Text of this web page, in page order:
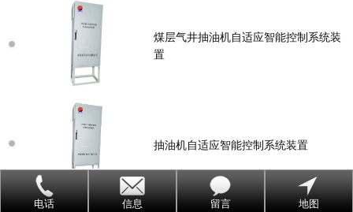
煤层气井抽油机自适应智能控制系统装
置
抽油机自适应智能控制系统装置
电话 信息 留言 地图